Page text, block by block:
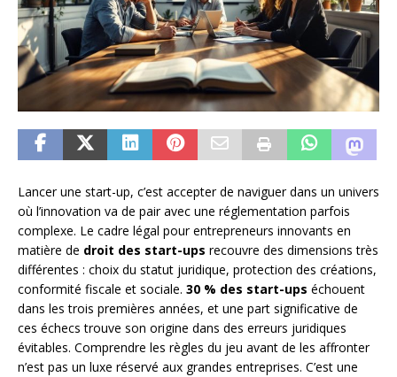
Lancer une start-up, c’est accepter de naviguer dans un univers
où l’innovation va de pair avec une réglementation parfois
complexe. Le cadre légal pour entrepreneurs innovants en
matière de droit des start-ups recouvre des dimensions très
différentes : choix du statut juridique, protection des créations,
conformité fiscale et sociale. 30 % des start-ups échouent
dans les trois premières années, et une part significative de
ces échecs trouve son origine dans des erreurs juridiques
évitables. Comprendre les règles du jeu avant de les affronter
n’est pas un luxe réservé aux grandes entreprises. C’est une